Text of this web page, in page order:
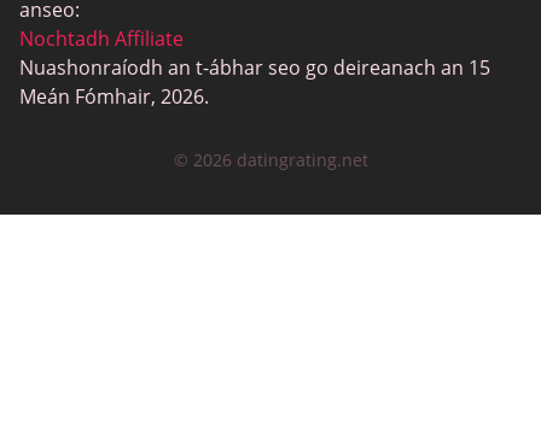
anseo:
Nochtadh Affiliate
Nuashonraíodh an t-ábhar seo go deireanach an 15
Meán Fómhair, 2026.
© 2026 datingrating.net